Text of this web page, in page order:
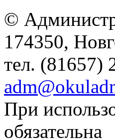
©
174350,
тел. (81657)
При
обязательна